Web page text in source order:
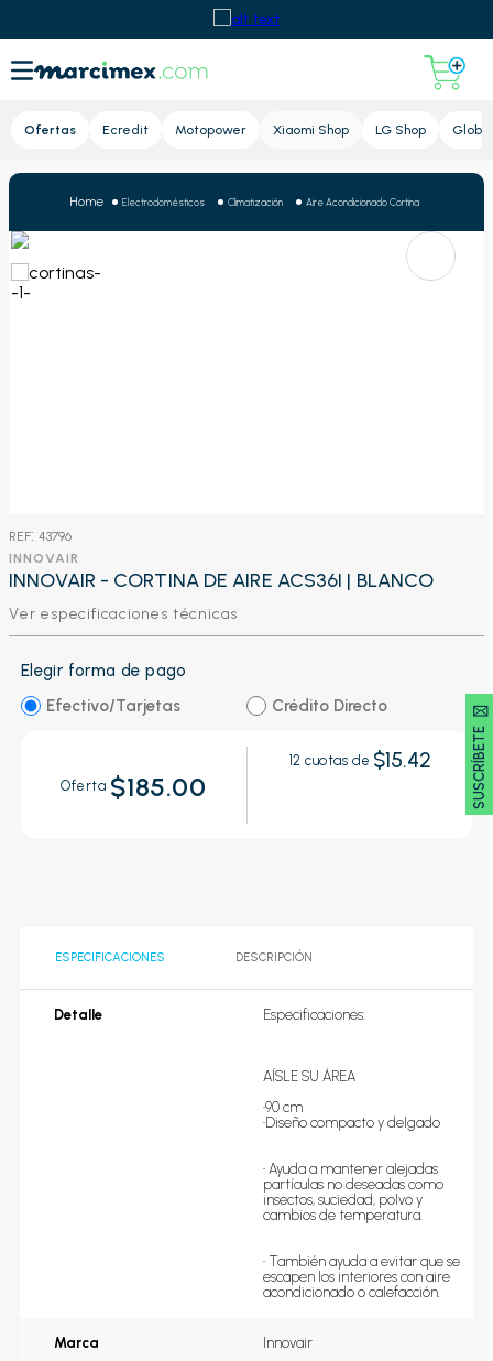
Ofertas Ecredit Motopower Xiaomi Shop LG Shop Global
SUSCRÍBETE 🖂
Electrodomésticos Climatización Aire Acondicionado Cortina
: 43796
INNOVAIR
INNOVAIR - CORTINA DE AIRE ACS36I | BLANCO
Ver especificaciones técnicas
Elegir forma de pago
Efectivo/Tarjetas
Crédito Directo
Oferta $185.00
12 cuotas de $15.42
ESPECIFICACIONES DESCRIPCIÓN
Detalle Especificaciones:
AÍSLE SU ÁREA
•90 cm
•Diseño compacto y delgado
• Ayuda a mantener alejadas
partículas no deseadas como
insectos, suciedad, polvo y
cambios de temperatura.
• También ayuda a evitar que se
escapen los interiores con aire
acondicionado o calefacción.
Marca Innovair